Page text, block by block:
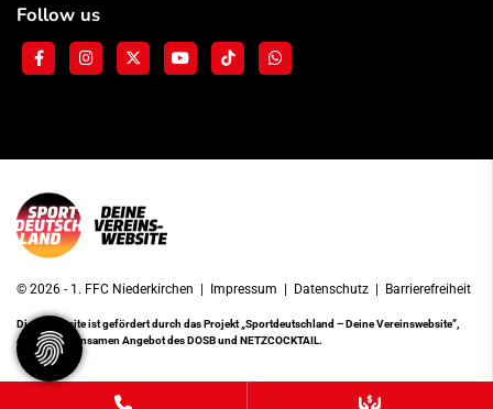
Follow us
© 2026 - 1. FFC Niederkirchen | Impressum | Datenschutz | Barrierefreiheit
Diese Website ist gefördert durch das Projekt„Sportdeutschland – Deine Vereinswebsite”,
einem gemeinsamen Angebot des DOSB und NETZCOCKTAIL.